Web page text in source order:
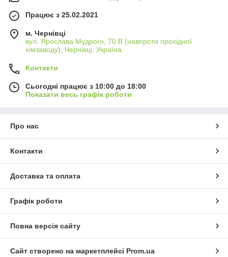
Працює з 25.02.2021
м. Чернівці
вул. Ярослава Мудрого, 70 В (навпроти прохідної
хімзаводу), Чернівці, Україна
Контакти
Сьогодні працює з 10:00 до 18:00
Показати весь графік роботи
Про нас
Контакти
Доставка та оплата
Графік роботи
Повна версія сайту
Сайт створено на маркетплейсі Prom.ua